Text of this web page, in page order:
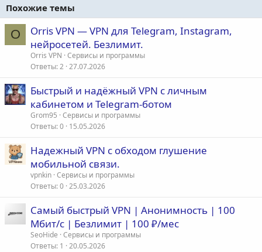
Похожие темы
O
Orris VPN — VPN для Telegram, Instagram,
нейросетей. Безлимит.
Orris VPN Сервисы и программы
Ответы 2 27.07.2026
Быстрый и надёжный VPN с личным
кабинетом и Telegram-ботом
Grom95 Сервисы и программы
Ответы 0 15.05.2026
Надежный VPN с обходом глушение
мобильной связи.
vpnkin Сервисы и программы
Ответы 0 25.03.2026
Самый быстрый VPN | Анонимность | 100
Мбит/с | Безлимит | 100 ₽/мес
SeoHide Сервисы и программы
Ответы 1 20.05.2026